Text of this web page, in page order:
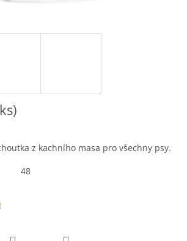
z kachního masa pro všechny psy.
48